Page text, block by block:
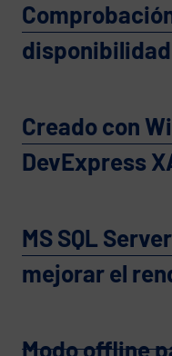
Creado con
DevExpress
MS SQL
mejorar el
Modo offline